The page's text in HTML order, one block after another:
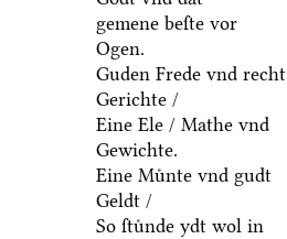
gemene beſte vor
Ogen.
Guden Frede vnd recht
Gerichte /
Eine Ele / Mathe vnd
Gewichte.
Eine Muͤnte vnd gudt
Geldt /
So ſtuͤnde ydt wol in